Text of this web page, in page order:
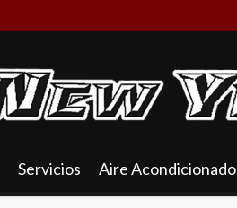
Servicios Aire Acondicionado